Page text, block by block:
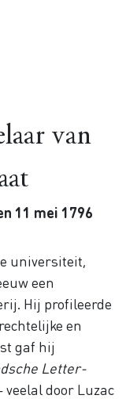
van
11 mei 1796
universiteit,
een
Hij profileerde
en
gaf hij
Letter-
veelal door Luzac